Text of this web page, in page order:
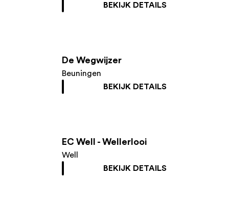
BEKIJK DETAILS
De Wegwijzer
Beuningen
BEKIJK DETAILS
EC Well - Wellerlooi
Well
BEKIJK DETAILS